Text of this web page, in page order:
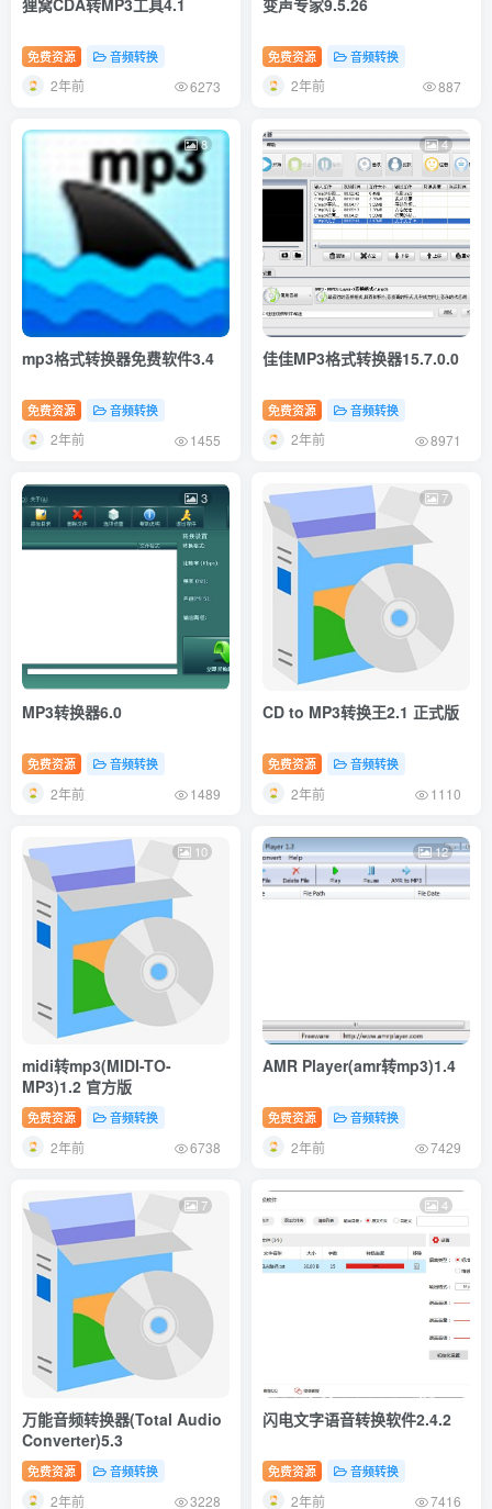
免费资源 音频转换
2年前 6273
免费资源 音频转换
2年前 887
8
mp3格式转换器免费软件3.4
免费资源 音频转换
2年前 1455
4
佳佳MP3格式转换器15.7.0.0
免费资源 音频转换
2年前 8971
3
MP3转换器6.0
免费资源 音频转换
2年前 1489
7
CD to MP3转换王2.1 正式版
免费资源 音频转换
2年前 1110
10
midi转mp3(MIDI-TO-
MP3)1.2 官方版
免费资源 音频转换
2年前 6738
12
AMR Player(amr转mp3)1.4
免费资源 音频转换
2年前 7429
7
万能音频转换器(Total Audio
Converter)5.3
免费资源 音频转换
2年前 3228
4
闪电文字语音转换软件2.4.2
免费资源 音频转换
2年前 7416